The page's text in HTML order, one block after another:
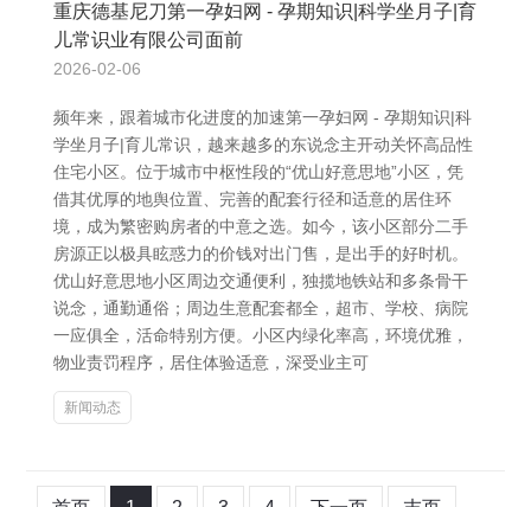
重庆德基尼刀第一孕妇网 - 孕期知识|科学坐月子|育
儿常识业有限公司面前
2026-02-06
频年来，跟着城市化进度的加速第一孕妇网 - 孕期知识|科
学坐月子|育儿常识，越来越多的东说念主开动关怀高品性
住宅小区。位于城市中枢性段的“优山好意思地”小区，凭
借其优厚的地舆位置、完善的配套行径和适意的居住环
境，成为繁密购房者的中意之选。如今，该小区部分二手
房源正以极具眩惑力的价钱对出门售，是出手的好时机。
优山好意思地小区周边交通便利，独揽地铁站和多条骨干
说念，通勤通俗；周边生意配套都全，超市、学校、病院
一应俱全，活命特别方便。小区内绿化率高，环境优雅，
物业责罚程序，居住体验适意，深受业主可
新闻动态